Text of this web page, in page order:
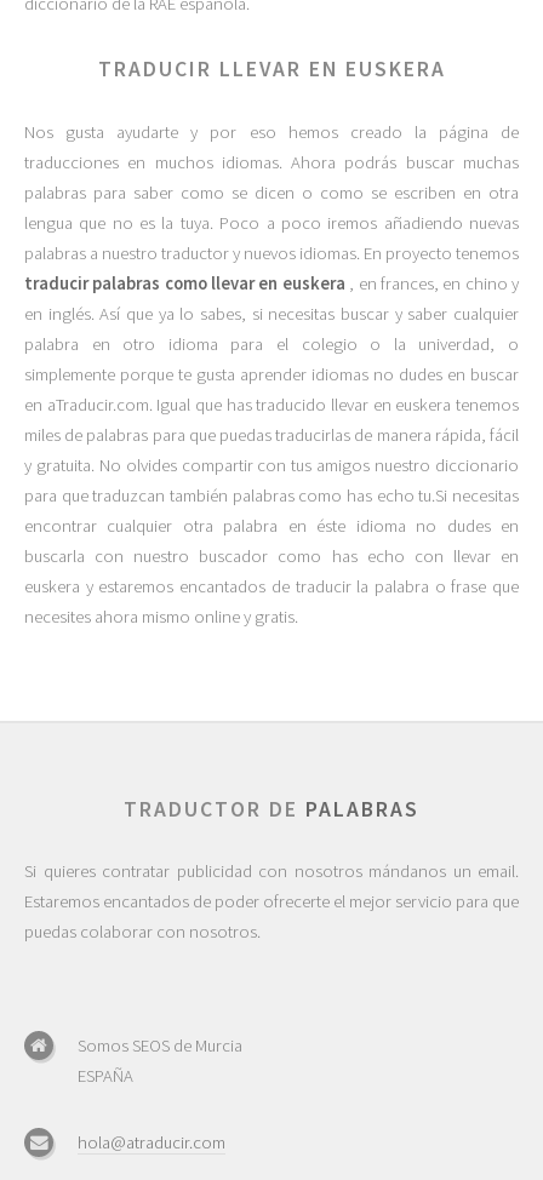
TRADUCIR LLEVAR EN EUSKERA
Nos gusta ayudarte y por eso hemos creado la página de
traducciones en muchos idiomas. Ahora podrás buscar muchas
palabras para saber como se dicen o como se escriben en otra
lengua que no es la tuya. Poco a poco iremos añadiendo nuevas
palabras a nuestro traductor y nuevos idiomas. En proyecto tenemos
traducir palabras como llevar en euskera
, en frances, en chino y
en inglés. Así que ya lo sabes, si necesitas buscar y saber cualquier
palabra en otro idioma para el colegio o la univerdad, o
simplemente porque te gusta aprender idiomas no dudes en buscar
en aTraducir.com. Igual que has traducido llevar en euskera tenemos
miles de palabras para que puedas traducirlas de manera rápida, fácil
y gratuita. No olvides compartir con tus amigos nuestro diccionario
para que traduzcan también palabras como has echo tu.Si necesitas
encontrar cualquier otra palabra en éste idioma no dudes en
buscarla con nuestro buscador como has echo con llevar en
euskera y estaremos encantados de traducir la palabra o frase que
necesites ahora mismo online y gratis.
TRADUCTOR DE PALABRAS
Si quieres contratar publicidad con nosotros mándanos un email.
Estaremos encantados de poder ofrecerte el mejor servicio para que
puedas colaborar con nosotros.
Somos SEOS de Murcia
ESPAÑA
hola@atraducir.com